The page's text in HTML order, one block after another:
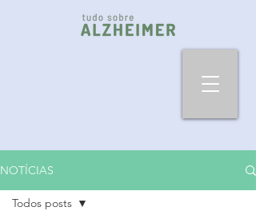
NOTÍCIAS
Todos posts